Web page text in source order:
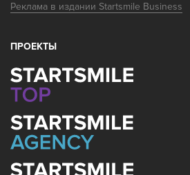
Реклама в издании Startsmile Business
ПРОЕКТЫ